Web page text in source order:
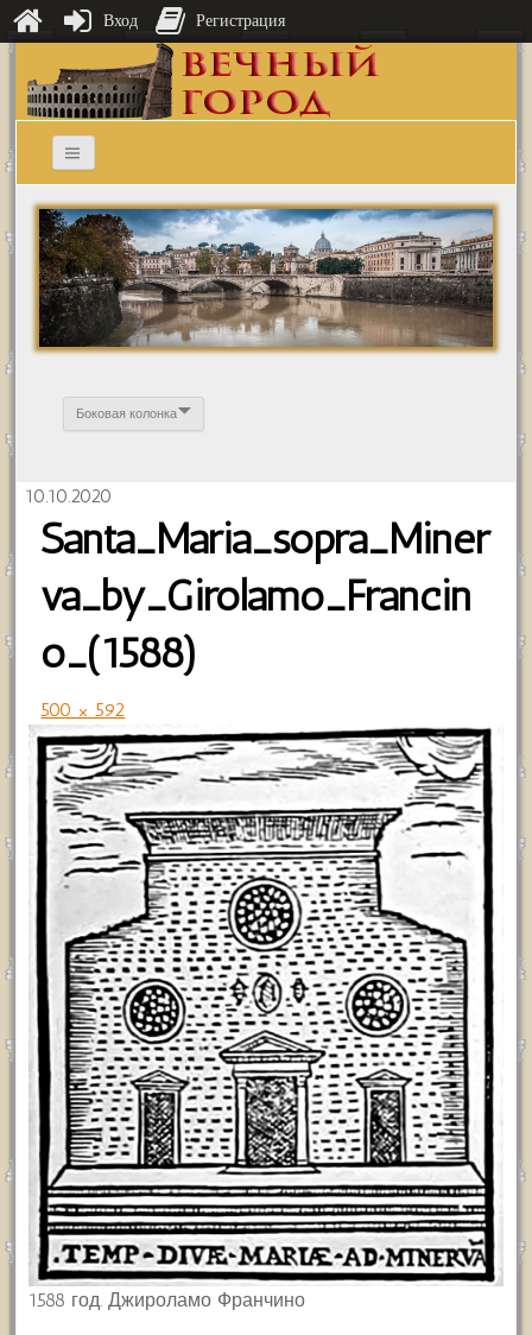
Боковая колонка
10.10.2020
Santa_Maria_sopra_Miner
va_by_Girolamo_Francin
o_(1588)
500 × 592
1588 год. Джироламо Франчино
Вход Регистрация